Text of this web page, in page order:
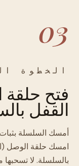
03
الخطوة
فتح
القفل
أمسك السلسلة
امسك حلقة الوصل
بالسلسلة. لا